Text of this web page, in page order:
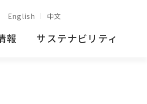
English 中文
報 サステナビリティ